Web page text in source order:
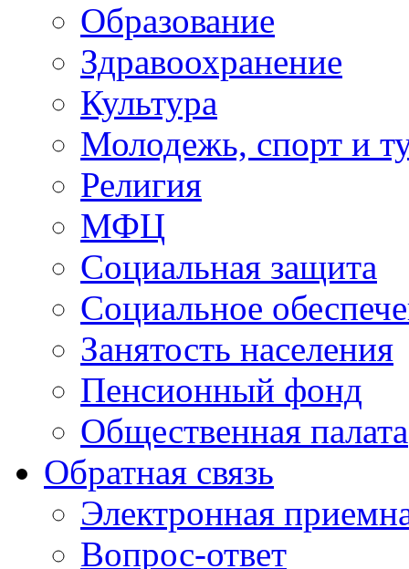
Образование
Здравоохранение
Культура
Молодежь, спорт и
Религия
МФЦ
Социальная защита
Социальное
Занятость населения
Пенсионный фонд
Общественная палата
Обратная связь
Электронная
Вопрос-ответ